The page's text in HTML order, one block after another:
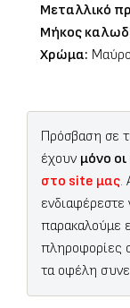
Μεταλλικό
Μήκος
Χρώμα: Μαύρο
Πρόσβαση σε
έχουν μόνο
στο site μας.
ενδιαφέρεστε
παρακαλούμε
πληροφορίες
τα οφέλη